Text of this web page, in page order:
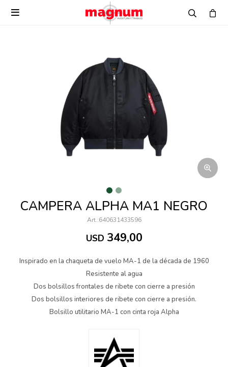

CAMPERA ALPHA MA1 NEGRO
640631433596
USD 349,00
Inspirado en la chaqueta de vuelo MA-1 de la década de 1960
Resistente al agua
Dos bolsillos frontales de ribete con cierre a presión
Dos bolsillos interiores de ribete con cierre a presión.
Bolsillo utilitario MA-1 con cinta roja Alpha